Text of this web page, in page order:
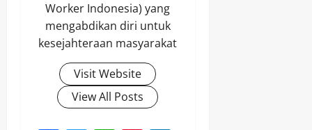
Worker Indonesia) yang
mengabdikan diri untuk
kesejahteraan masyarakat
Visit Website
View All Posts